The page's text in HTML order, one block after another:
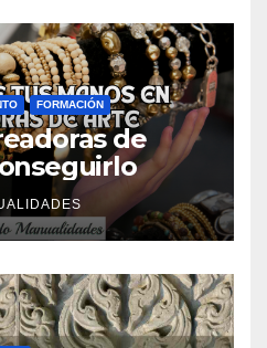
FORMACIÓN
de